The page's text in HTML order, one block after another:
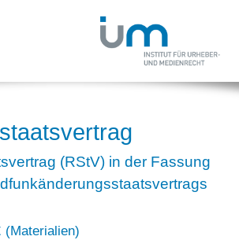
(RStV) in der Fassung
(Materialien)